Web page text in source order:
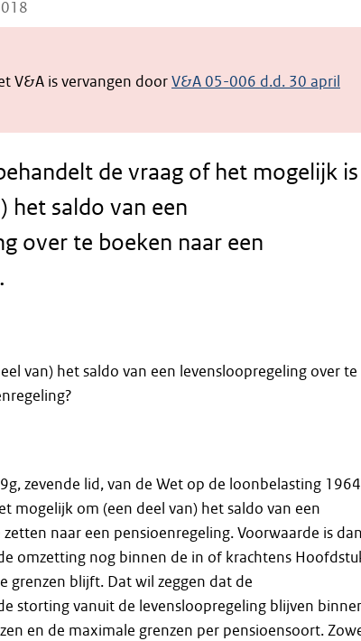
V&A is vervangen doorV&A 05-006 d.d. 30 april
de vraag of het mogelijk is
het saldo van een
over te boeken naar een
van) het saldo van een levensloopregeling over te
zevende lid, van de Wet op de loonbelasting 1964
mogelijk om (een deel van) het saldo van een
naar een pensioenregeling. Voorwaarde is dan
omzetting nog binnen de in of krachtens
grenzen blijft. Dat wil zeggen dat de
storting vanuit de levensloopregeling blijven
en de maximale grenzen per pensioensoort.